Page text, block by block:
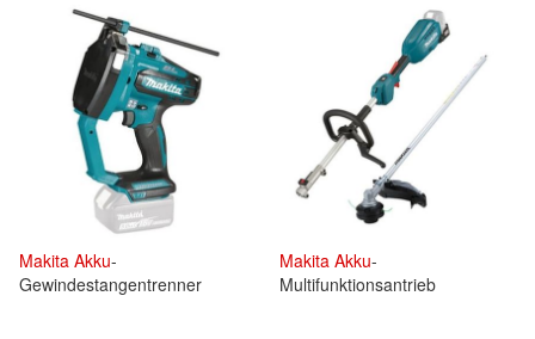
Makita Akku-
Gewindestangentrenner
Makita Akku-
Multifunktionsantrieb